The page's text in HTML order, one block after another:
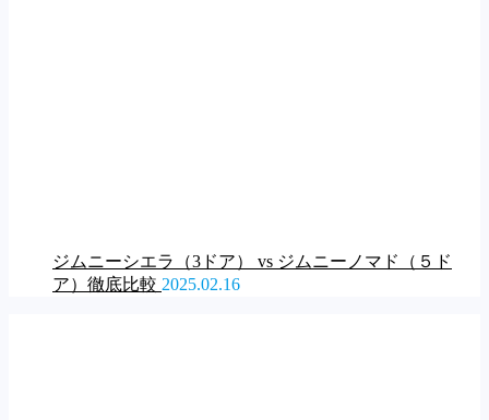
ジムニーシエラ（3ドア） vs ジムニーノマド（５ド
ア）徹底比較 2025.02.16